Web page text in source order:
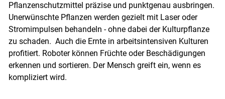
Pflanzenschutzmittel präzise und punktgenau ausbringen.
Unerwünschte Pflanzen werden gezielt mit Laser oder
Stromimpulsen behandeln - ohne dabei der Kulturpflanze
zu schaden. Auch die Ernte in arbeitsintensiven Kulturen
profitiert. Roboter können Früchte oder Beschädigungen
erkennen und sortieren. Der Mensch greift ein, wenn es
kompliziert wird.